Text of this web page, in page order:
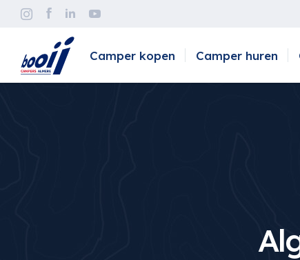
Camper kopen Camper huren